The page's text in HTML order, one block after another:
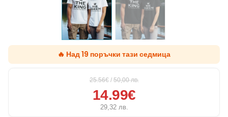
🔥 Над 19 поръчки тази седмица
25.56€ / 50,00лв.
14.99€
29,32 лв.